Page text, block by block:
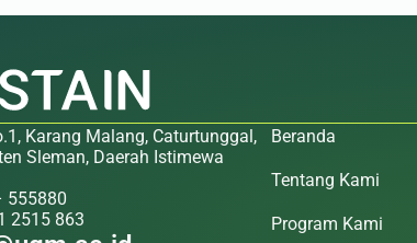
Karang Malang, Caturtunggal,
Sleman, Daerah Istimewa
555880
2515 863
Beranda
Tentang Kami
Program Kami